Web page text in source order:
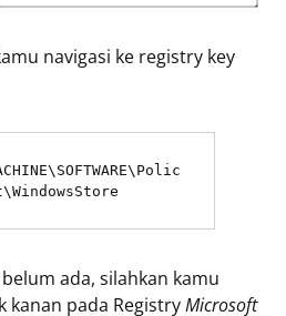
navigasi ke registry key
belum ada, silahkan kamu
kanan pada RegistryMicrosoft